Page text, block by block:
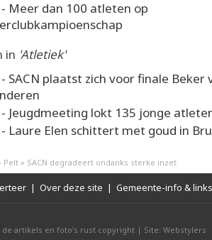
- Meer dan 100 atleten op
in 'Atletiek'
- SACN plaatst zich voor finale Beker
- Jeugdmeeting lokt 135 jonge
- Laure Elen schittert met goud in
Pelt » SACN degradeert ondanks sterke inzet
| Over deze site | Gemeente-info & links
de artikels en foto’s rust copyright | Site: Webstylers